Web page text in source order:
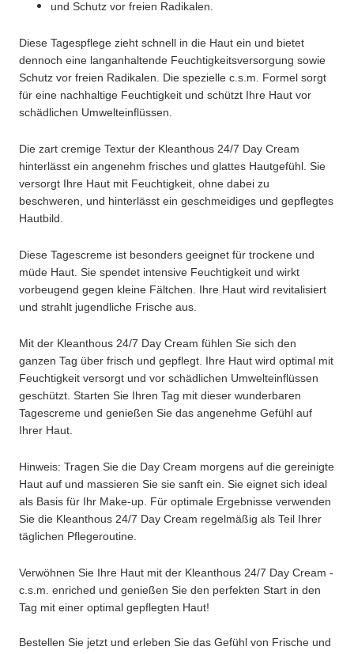
und Schutz vor freien Radikalen.
Diese Tagespflege zieht schnell in die Haut ein und bietet
dennoch eine langanhaltende Feuchtigkeitsversorgung sowie
Schutz vor freien Radikalen. Die spezielle c.s.m. Formel sorgt
für eine nachhaltige Feuchtigkeit und schützt Ihre Haut vor
schädlichen Umwelteinflüssen.
Die zart cremige Textur der Kleanthous 24/7 Day Cream
hinterlässt ein angenehm frisches und glattes Hautgefühl. Sie
versorgt Ihre Haut mit Feuchtigkeit, ohne dabei zu
beschweren, und hinterlässt ein geschmeidiges und gepflegtes
Hautbild.
Diese Tagescreme ist besonders geeignet für trockene und
müde Haut. Sie spendet intensive Feuchtigkeit und wirkt
vorbeugend gegen kleine Fältchen. Ihre Haut wird revitalisiert
und strahlt jugendliche Frische aus.
Mit der Kleanthous 24/7 Day Cream fühlen Sie sich den
ganzen Tag über frisch und gepflegt. Ihre Haut wird optimal mit
Feuchtigkeit versorgt und vor schädlichen Umwelteinflüssen
geschützt. Starten Sie Ihren Tag mit dieser wunderbaren
Tagescreme und genießen Sie das angenehme Gefühl auf
Ihrer Haut.
Hinweis: Tragen Sie die Day Cream morgens auf die gereinigte
Haut auf und massieren Sie sie sanft ein. Sie eignet sich ideal
als Basis für Ihr Make-up. Für optimale Ergebnisse verwenden
Sie die Kleanthous 24/7 Day Cream regelmäßig als Teil Ihrer
täglichen Pflegeroutine.
Verwöhnen Sie Ihre Haut mit der Kleanthous 24/7 Day Cream -
c.s.m. enriched und genießen Sie den perfekten Start in den
Tag mit einer optimal gepflegten Haut!
Bestellen Sie jetzt und erleben Sie das Gefühl von Frische und